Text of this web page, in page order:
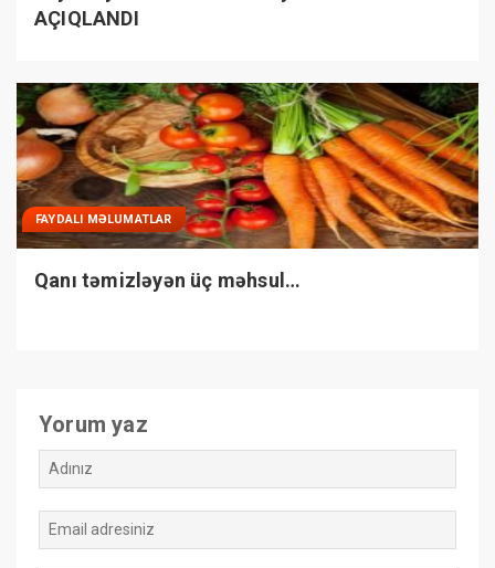
AÇIQLANDI
FAYDALI MƏLUMATLAR
Qanı təmizləyən üç məhsul…
Yorum yaz